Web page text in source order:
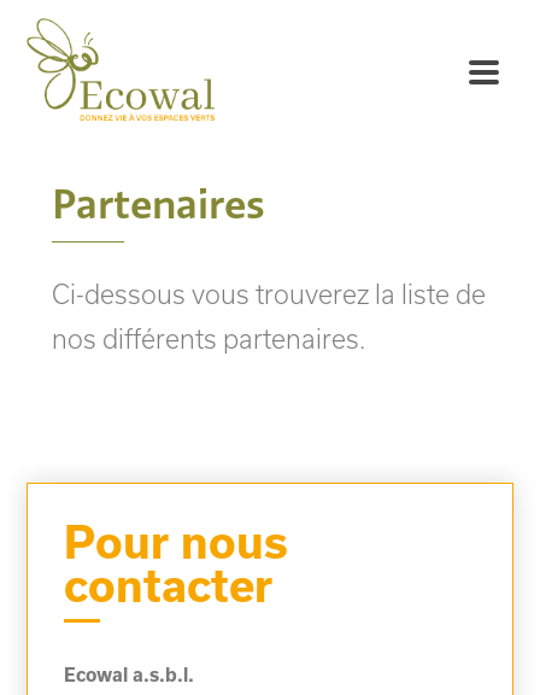
Partenaires
Ci-dessous vous trouverez la liste de
nos différents partenaires.
Pour nous
contacter
Ecowal a.s.b.l.